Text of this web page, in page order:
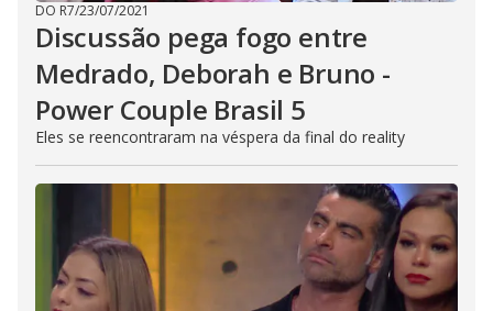
DO R7/23/07/2021
Discussão pega fogo entre
Medrado, Deborah e Bruno -
Power Couple Brasil 5
Eles se reencontraram na véspera da final do reality